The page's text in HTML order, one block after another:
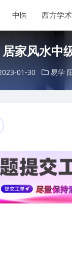
中医 西方学术
居家风水中
01-30 易学